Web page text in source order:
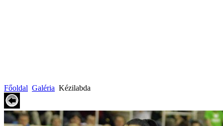
Főoldal Galéria Kézilabda